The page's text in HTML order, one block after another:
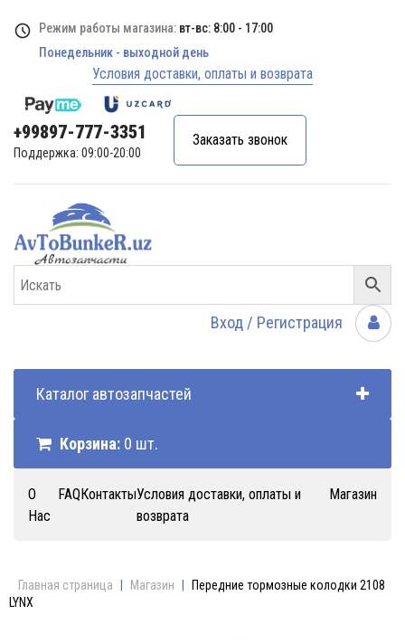
Режим работы магазина: вт-вс: 8:00 - 17:00
Понедельник - выходной день
Условия доставки, оплаты и возврата
+99897-777-3351
Поддержка: 09:00-20:00
Заказать звонок
Вход / Регистрация
Каталог автозапчастей
Корзина: 0 шт.
О
Нас
FAQКонтактыУсловия доставки, оплаты и
возврата
Магазин
Главная страница Магазин
Передние тормозные колодки 2108
LYNX